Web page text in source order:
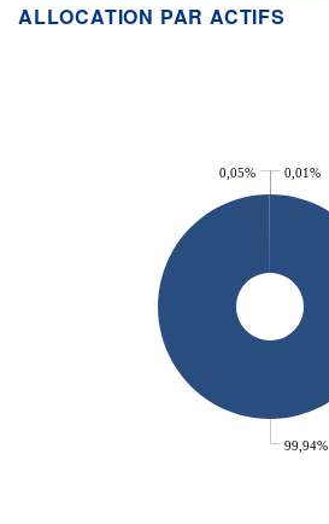
ALLOCATION PAR ACTIFS
99,94%
0,05% 0,01%